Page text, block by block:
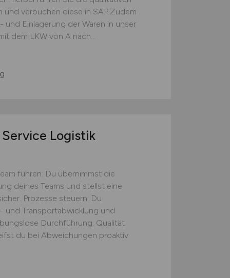
verbuchen diese in SAP.Zudem
Einlagerung der Waren in unser
dem LKW von A nach...
Logistik
führen: Du übernimmst die
deines Teams und stellst eine
Prozesse steuern: Du
und Transportabwicklung und
Durchführung. Qualität
du bei Abweichungen proaktiv